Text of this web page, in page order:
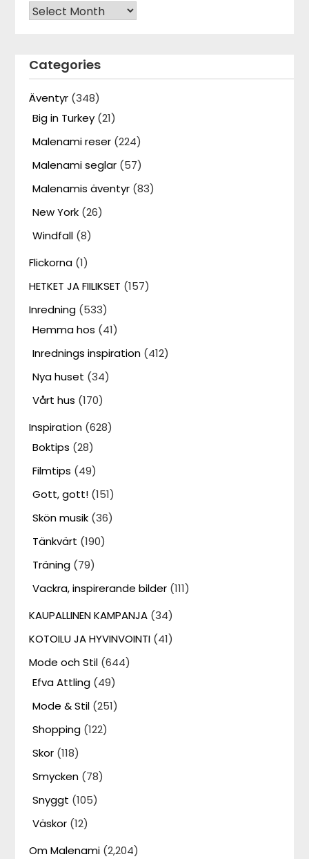
Archives
Categories
Äventyr (348)
Big in Turkey (21)
Malenami reser (224)
Malenami seglar (57)
Malenamis äventyr (83)
New York (26)
Windfall (8)
Flickorna (1)
HETKET JA FIILIKSET (157)
Inredning (533)
Hemma hos (41)
Inrednings inspiration (412)
Nya huset (34)
Vårt hus (170)
Inspiration (628)
Boktips (28)
Filmtips (49)
Gott, gott! (151)
Skön musik (36)
Tänkvärt (190)
Träning (79)
Vackra, inspirerande bilder (111)
KAUPALLINEN KAMPANJA (34)
KOTOILU JA HYVINVOINTI (41)
Mode och Stil (644)
Efva Attling (49)
Mode & Stil (251)
Shopping (122)
Skor (118)
Smycken (78)
Snyggt (105)
Väskor (12)
Om Malenami (2,204)